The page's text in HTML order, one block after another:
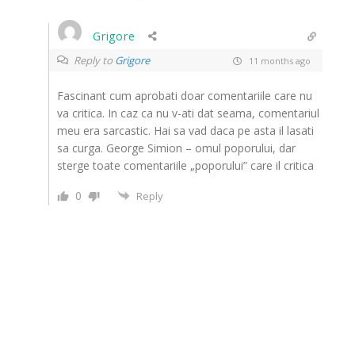
Grigore
Reply to Grigore 11 months ago
Fascinant cum aprobati doar comentariile care nu
va critica. In caz ca nu v-ati dat seama, comentariul
meu era sarcastic. Hai sa vad daca pe asta il lasati
sa curga. George Simion – omul poporului, dar
sterge toate comentariile „poporului” care il critica
0
Reply